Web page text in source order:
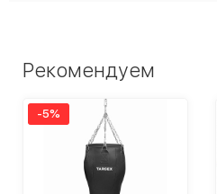
Рекомендуем
-5%